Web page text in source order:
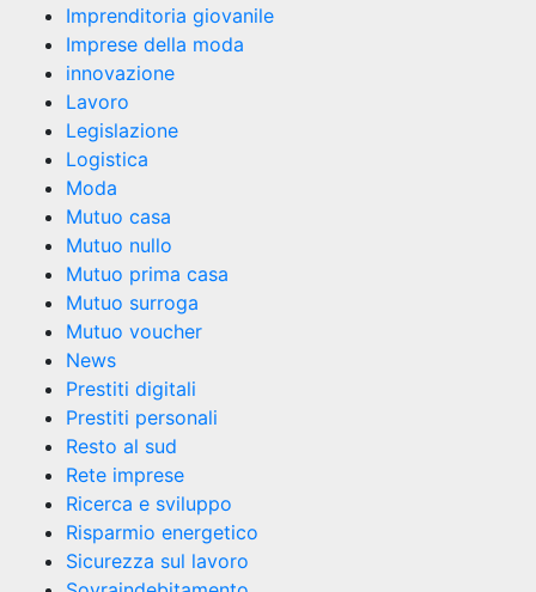
Imprenditoria giovanile
Imprese della moda
innovazione
Lavoro
Legislazione
Logistica
Moda
Mutuo casa
Mutuo nullo
Mutuo prima casa
Mutuo surroga
Mutuo voucher
News
Prestiti digitali
Prestiti personali
Resto al sud
Rete imprese
Ricerca e sviluppo
Risparmio energetico
Sicurezza sul lavoro